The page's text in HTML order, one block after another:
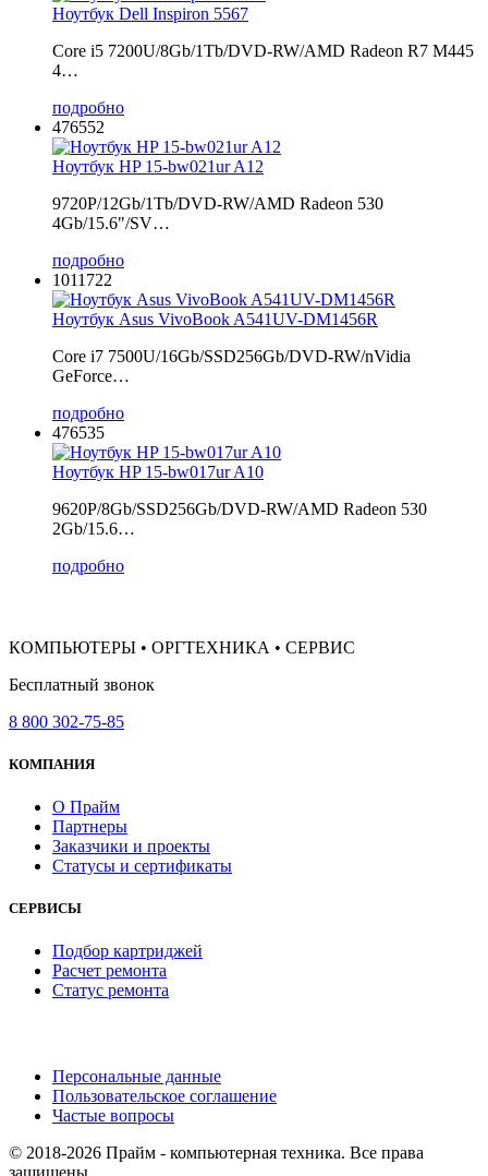
Ноутбук Dell Inspiron 5567
Core i5 7200U/8Gb/1Tb/DVD-RW/AMD Radeon R7 M445
4…
подробно
476552
Ноутбук HP 15-bw021ur A12
9720P/12Gb/1Tb/DVD-RW/AMD Radeon 530
4Gb/15.6"/SV…
подробно
1011722
Ноутбук Asus VivoBook A541UV-DM1456R
Core i7 7500U/16Gb/SSD256Gb/DVD-RW/nVidia
GeForce…
подробно
476535
Ноутбук HP 15-bw017ur A10
9620P/8Gb/SSD256Gb/DVD-RW/AMD Radeon 530
2Gb/15.6…
подробно
КОМПЬЮТЕРЫ • ОРГТЕХНИКА • СЕРВИС
Бесплатный звонок
8 800 302-75-85
КОМПАНИЯ
О Прайм
Партнеры
Заказчики и проекты
Статусы и сертификаты
СЕРВИСЫ
Подбор картриджей
Расчет ремонта
Статус ремонта
Персональные данные
Пользовательское соглашение
Частые вопросы
© 2018-2026 Прайм - компьютерная техника. Все права
защищены.